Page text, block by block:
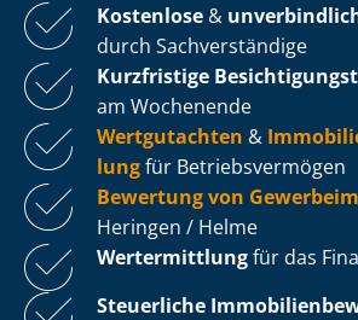
Kostenlose &
durch Sachverständige
Kurzfristige
am Wochenende
Wertgutachten &
lungfür Be­triebs­ver­mö­gen
Bewertung von
Heringen / Helme
Wertermittlungfür das
Steuerliche